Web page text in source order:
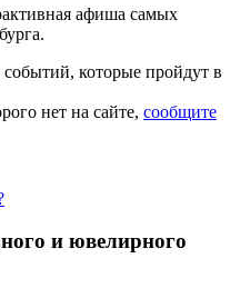
афиша самых
событий, которые пройдут в
нет на сайте, сообщите
и ювелирного